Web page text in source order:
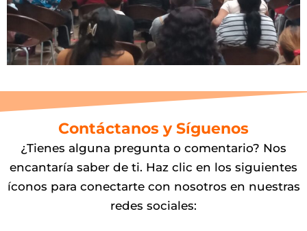
Contáctanos y Síguenos
¿Tienes alguna pregunta o comentario? Nos
encantaría saber de ti. Haz clic en los siguientes
íconos para conectarte con nosotros en nuestras
redes sociales: